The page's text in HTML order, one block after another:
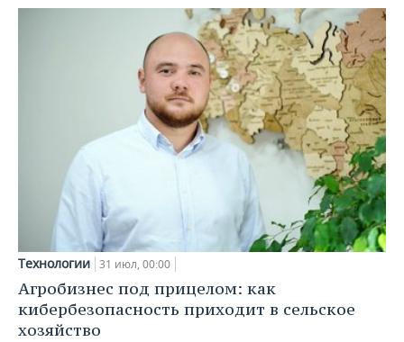
Технологии 31 июл, 00:00
Агробизнес под прицелом: как
кибербезопасность приходит в сельское
хозяйство